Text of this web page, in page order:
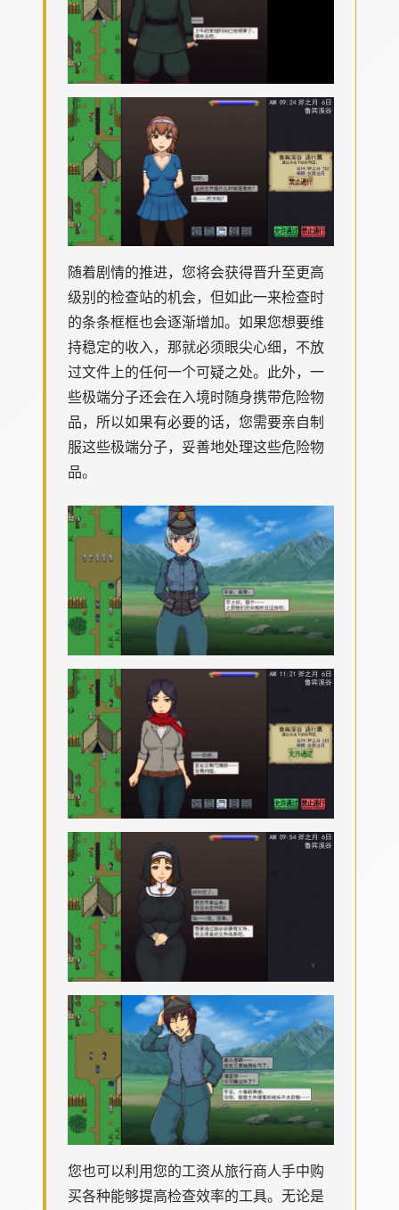
随着剧情的推进，您将会获得晋升至更高
级别的检查站的机会，但如此一来检查时
的条条框框也会逐渐增加。如果您想要维
持稳定的收入，那就必须眼尖心细，不放
过文件上的任何一个可疑之处。此外，一
些极端分子还会在入境时随身携带危险物
品，所以如果有必要的话，您需要亲自制
服这些极端分子，妥善地处理这些危险物
品。
您也可以利用您的工资从旅行商人手中购
买各种能够提高检查效率的工具。无论是